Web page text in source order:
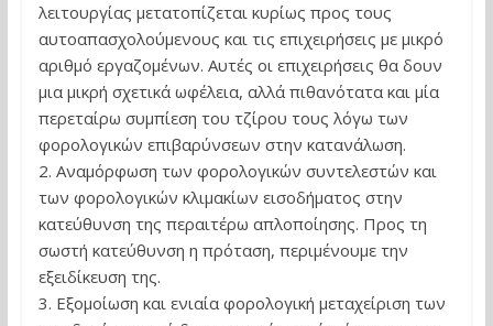
λειτουργίας μετατοπίζεται κυρίως προς τους
αυτοαπασχολούμενους και τις επιχειρήσεις με μικρό
αριθμό εργαζομένων. Αυτές οι επιχειρήσεις θα δουν
μια μικρή σχετικά ωφέλεια, αλλά πιθανότατα και μία
περεταίρω συμπίεση του τζίρου τους λόγω των
φορολογικών επιβαρύνσεων στην κατανάλωση.
2. Αναμόρφωση των φορολογικών συντελεστών και
των φορολογικών κλιμακίων εισοδήματος στην
κατεύθυνση της περαιτέρω απλοποίησης. Προς τη
σωστή κατεύθυνση η πρόταση, περιμένουμε την
εξειδίκευση της.
3. Εξομοίωση και ενιαία φορολογική μεταχείριση των